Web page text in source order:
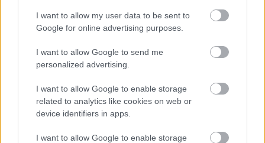
I want to allow my user data to be sent to
Google for online advertising purposes.
I want to allow Google to send me
personalized advertising.
I want to allow Google to enable storage
related to analytics like cookies on web or
device identifiers in apps.
I want to allow Google to enable storage
Hetedhét csúcsmerlot
Egy marék syrah